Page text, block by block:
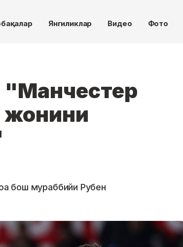
Янгиликлар Видео Фото
бош мураббийи Рубен